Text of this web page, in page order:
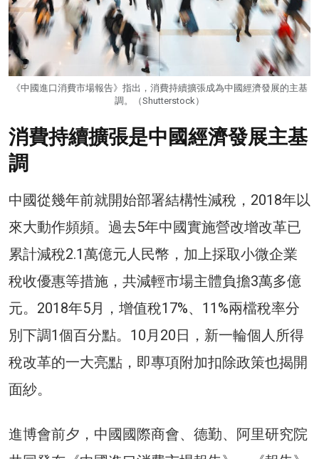
《中國進口消費市場報告》指出，消費持續擴張成為中國經濟發展的主基
調。（Shutterstock）
消費持續擴張是中國經濟發展主基
調
中國從幾年前就開始部署結構性減稅，2018年以
來大動作頻頻。過去5年中國實施營改增改革已
累計減稅2.1萬億元人民幣，加上採取小微企業
稅收優惠等措施，共減輕市場主體負擔3萬多億
元。2018年5月，增值稅17%、11%兩檔稅率分
別下調1個百分點。10月20日，新一輪個人所得
稅改革的一大亮點，即專項附加扣除政策也揭開
面紗。
進博會前夕，中國國際商會、德勤、阿里研究院